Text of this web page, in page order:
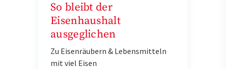
So bleibt der
Eisenhaushalt
ausgeglichen
Zu Eisenräubern & Lebensmitteln
mit viel Eisen